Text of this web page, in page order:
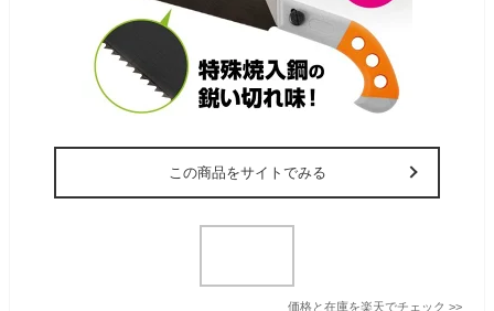
この商品をサイトでみる
価格と在庫を楽天でチェック >>